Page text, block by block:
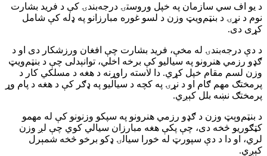
د یو اف سي سازمان په خپل وروستۍ درجه‌بندۍ کې د فرید بشارت
نوم د نړۍ د بنټم‌ویټ وزن د لسو غوره مبارزانو په ډله کې شامل
کړی دی.
د دې درجه‌بندۍ له مخې، فرید بشارت چې افغان ورزشکار دی او د
ګډو رزمي هنرونو په سیالیو کې برخه اخلي، توانېدلی چې د بنټم‌ویټ
وزن لسم مقام خپل کړي. دا لاسته راوړنه د هغه د مسلکي کار د
پرمختګ مهم ګام او د نړۍ په کچه د سیالیو په ډګر کې د هغه د پام وړ
پرمختګ نښه بلل کېږي.
د بنټم‌وېټ وزن د ګډو رزمي هنرونو په سپکو وزنونو کې له مهمو
کټګوریو څخه دی، چې پکې هغه مبارزان سیالي کوي چې لږ وزن
لري، او دا د دې سپورټ له خورا سیالۍ ډکو برخو څخه شمېرل
کېږي.